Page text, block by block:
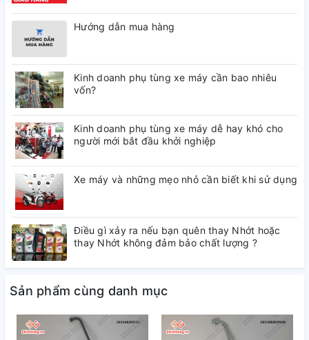
Hướng dẫn mua hàng
Kinh doanh phụ tùng xe máy cần bao nhiêu
vốn?
Kinh doanh phụ tùng xe máy dễ hay khó cho
người mới bắt đầu khởi nghiệp
Xe máy và những mẹo nhỏ cần biết khi sử dụng
Điều gì xảy ra nếu bạn quên thay Nhớt hoặc
thay Nhớt không đảm bảo chất lượng ?
Sản phẩm cùng danh mục